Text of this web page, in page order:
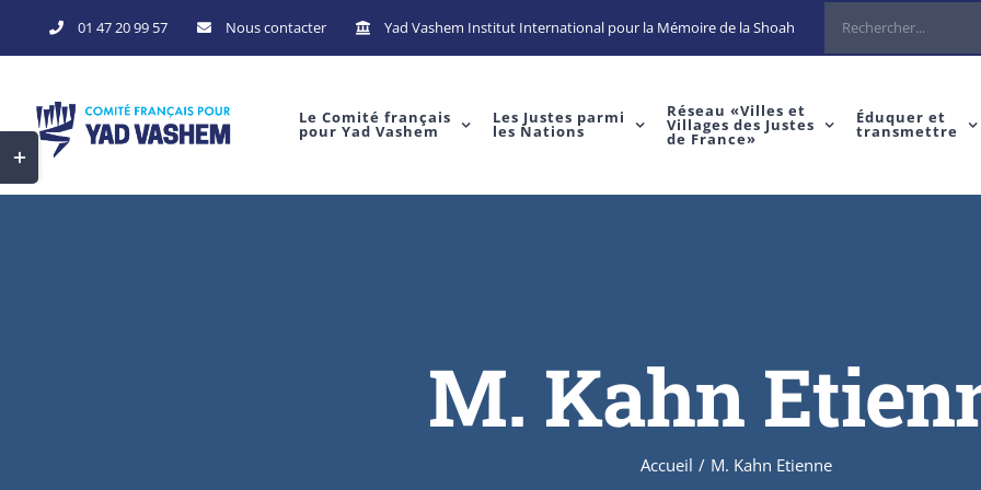
to
01 47 20 99 57 Nous contacter Yad Vashem Institut International pour la Mémoire de la Shoah Rechercher
Le Comité français
pour Yad Vashem
Les Justes parmi
les Nations
Réseau «Villes et
Villages des Justes
de France»
Éduquer et
transmettre
M. Kahn
Accueil / M. Kahn Etienne
Toggle
Sliding